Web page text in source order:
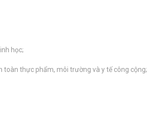
học;
thực phẩm, môi trường và y tế công cộng;